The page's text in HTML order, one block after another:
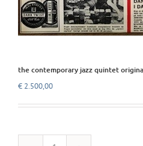
the contemporary jazz quintet
€ 2.500,00